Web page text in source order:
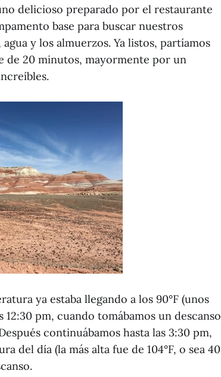
delicioso preparado por el restaurante
base para buscar nuestros
y los almuerzos. Ya listos, partíamos
de 20 minutos, mayormente por un
ya estaba llegando a los 90°F (unos
12:30 pm, cuando tomábamos un descanso
continuábamos hasta las 3:30 pm,
del día (la más alta fue de 104°F, o sea 40